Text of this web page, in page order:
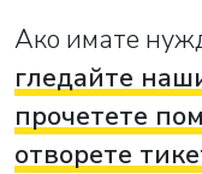
Ако имате
гледайте
прочетете
отворете